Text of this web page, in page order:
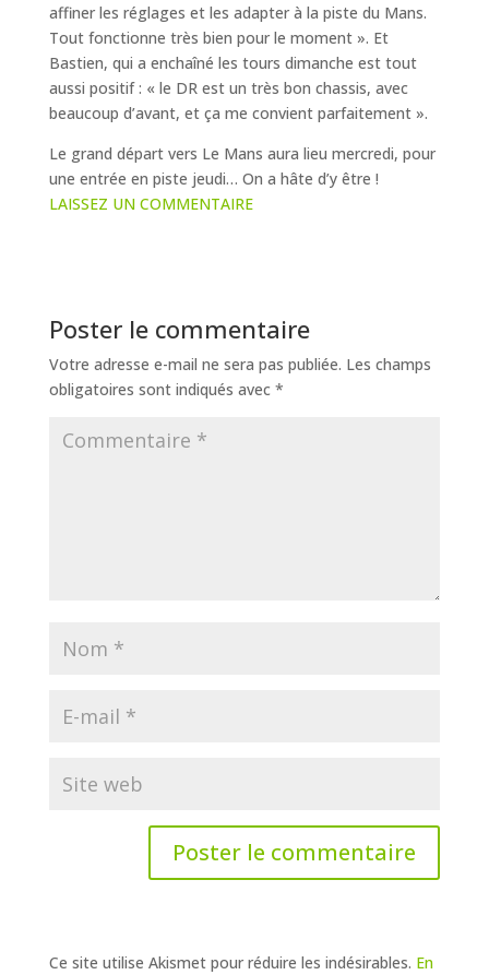
affiner les réglages et les adapter à la piste du Mans.
Tout fonctionne très bien pour le moment ». Et
Bastien, qui a enchaîné les tours dimanche est tout
aussi positif : « le DR est un très bon chassis, avec
beaucoup d’avant, et ça me convient parfaitement ».
Le grand départ vers Le Mans aura lieu mercredi, pour
une entrée en piste jeudi… On a hâte d’y être !
LAISSEZ UN COMMENTAIRE
Poster le commentaire
Votre adresse e-mail ne sera pas publiée. Les champs
obligatoires sont indiqués avec *
Ce site utilise Akismet pour réduire les indésirables. En